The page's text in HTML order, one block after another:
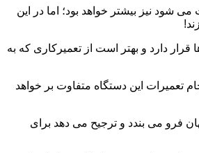
شود نیز بیشتر خواهد بود؛ اما در این
دارد و بهتر است از تعمیرکاری که به
تعمیرات این دستگاه متفاوت بر خواهد
فرو می بندد و ترجیح می دهد برای